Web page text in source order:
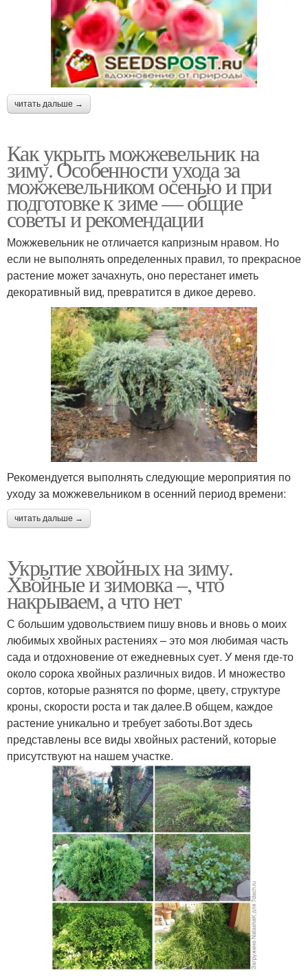
читать дальше →
Как укрыть можжевельник на
зиму. Особенности ухода за
можжевельником осенью и при
подготовке к зиме — общие
советы и рекомендации
Можжевельник не отличается капризным нравом. Но
если не выполнять определенных правил, то прекрасное
растение может зачахнуть, оно перестанет иметь
декоративный вид, превратится в дикое дерево.
Рекомендуется выполнять следующие мероприятия по
уходу за можжевельником в осенний период времени:
читать дальше →
Укрытие хвойных на зиму.
Хвойные и зимовка –, что
накрываем, а что нет
С большим удовольствием пишу вновь и вновь о моих
любимых хвойных растениях – это моя любимая часть
сада и отдохновение от ежедневных сует. У меня где-то
около сорока хвойных различных видов. И множество
сортов, которые разнятся по форме, цвету, структуре
кроны, скорости роста и так далее.В общем, каждое
растение уникально и требует заботы.Вот здесь
представлены все виды хвойных растений, которые
присутствуют на нашем участке.